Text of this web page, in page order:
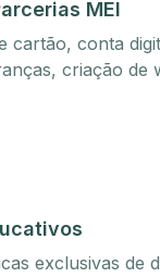
MEI
cartão, conta
criação de
exclusivas de